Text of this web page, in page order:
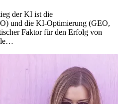
der KI ist die
und die KI-Optimierung (GEO,
Faktor für den Erfolg von